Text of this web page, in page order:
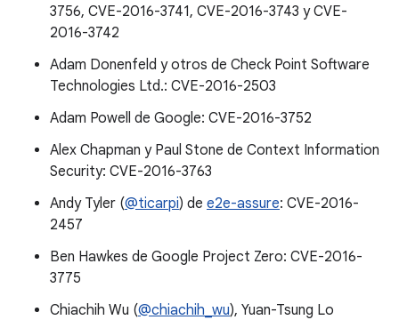
3756, CVE-2016-3741, CVE-2016-3743 y CVE-
2016-3742
Adam Donenfeld y otros de Check Point Software
Technologies Ltd.: CVE-2016-2503
Adam Powell de Google: CVE-2016-3752
Alex Chapman y Paul Stone de Context Information
Security: CVE-2016-3763
Andy Tyler (@ticarpi) de e2e-assure: CVE-2016-
2457
Ben Hawkes de Google Project Zero: CVE-2016-
3775
Chiachih Wu (@chiachih_wu), Yuan-Tsung Lo